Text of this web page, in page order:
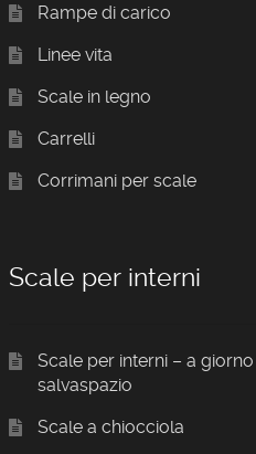
Rampe di carico
Linee vita
Scale in legno
Carrelli
Corrimani per scale
Scale per interni
Scale per interni – a giorno
salvaspazio
Scale a chiocciola